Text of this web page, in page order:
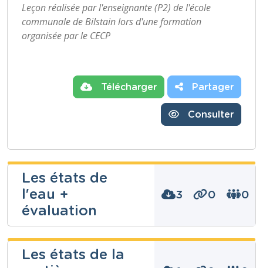
Leçon réalisée par l'enseignante (P2) de l'école
communale de Bilstain lors d'une formation
organisée par le CECP
Télécharger Partager
Consulter
Les états de
l'eau +
évaluation
3 0 0
dominique
borcy
Les états de la